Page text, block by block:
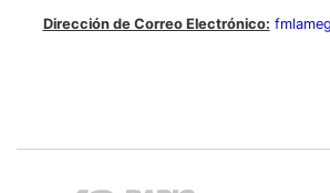
Dirección de Correo Electrónico: